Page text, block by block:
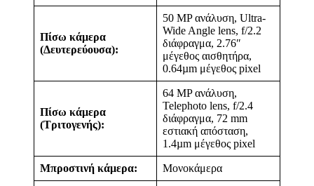
Πίσω κάμερα
(Δευτερεύουσα):
50 MP ανάλυση, Ultra-
Wide Angle lens, f/2.2
διάφραγμα, 2.76″
μέγεθος αισθητήρα,
0.64µm μέγεθος pixel
Πίσω κάμερα
(Τριτογενής):
64 MP ανάλυση,
Telephoto lens, f/2.4
διάφραγμα, 72 mm
εστιακή απόσταση,
1.4µm μέγεθος pixel
Μπροστινή κάμερα: Μονοκάμερα